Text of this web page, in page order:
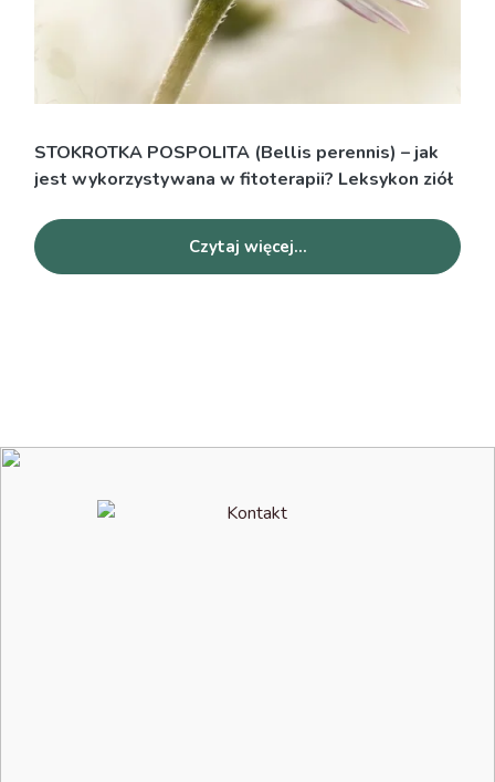
STOKROTKA POSPOLITA (Bellis perennis) – jak
jest wykorzystywana w fitoterapii? Leksykon ziół
Czytaj więcej...